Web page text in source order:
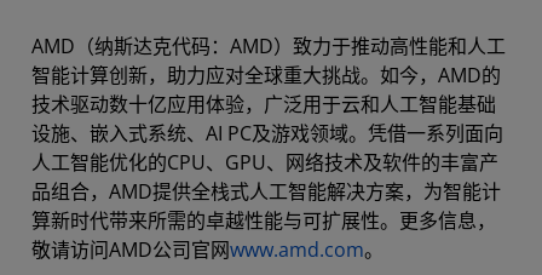
AMD（纳斯达克代码：AMD）致力于推动高性能和人工
智能计算创新，助力应对全球重大挑战。如今，AMD的
技术驱动数十亿应用体验，广泛用于云和人工智能基础
设施、嵌入式系统、AI PC及游戏领域。凭借一系列面向
人工智能优化的CPU、GPU、网络技术及软件的丰富产
品组合，AMD提供全栈式人工智能解决方案，为智能计
算新时代带来所需的卓越性能与可扩展性。更多信息，
敬请访问AMD公司官网www.amd.com。